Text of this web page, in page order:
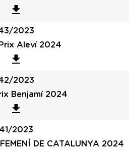
2023
Aleví 2024
2023
Benjamí 2024
41/2023
DE CATALUNYA 2024